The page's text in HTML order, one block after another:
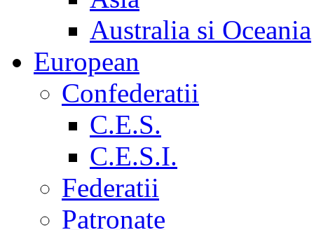
Australia si Oceania
European
Confederatii
C.E.S.
C.E.S.I.
Federatii
Patronate